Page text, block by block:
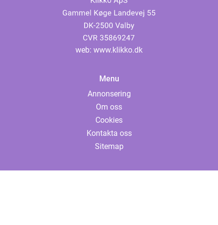
web: www.klikko.dk
Menu
Annonsering
Om oss
Cookies
Kontakta oss
Sitemap